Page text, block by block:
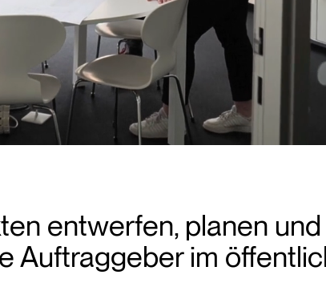
entwerfen, planen
Auftraggeber im